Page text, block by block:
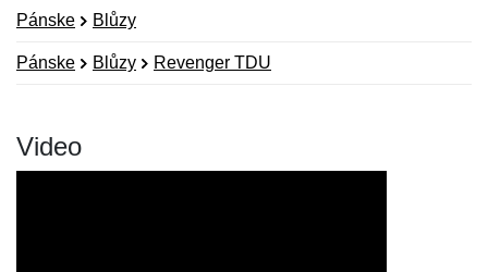
Pánske Blůzy
Pánske Blůzy Revenger TDU
Video